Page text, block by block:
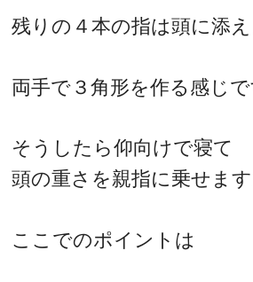
残りの４本の指は頭に添え
両手で３角形を作る感じで
そうしたら仰向けで寝て
頭の重さを親指に乗せます
ここでのポイントは